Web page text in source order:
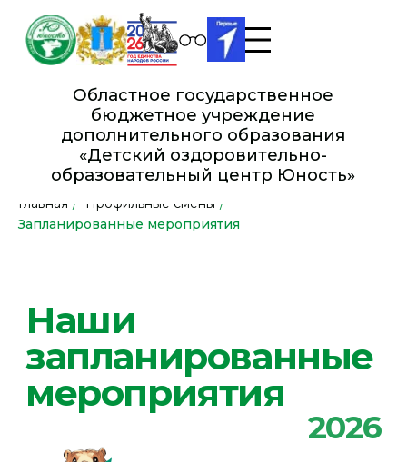
Областное государственное
дополнительного образования
«Детский оздоровительно-
образовательный це нтр Юность»
Главная / Профильные смены /
Запланированные мероприятия
Наши